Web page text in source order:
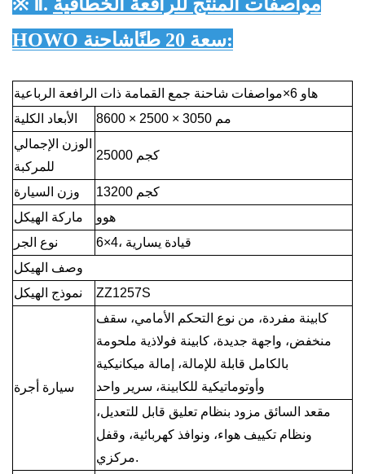
HOWO سعة 20 طنًا
شاحنة :
هاو 6 ×مواصفات شاحنة جمع القمامة ذات الرافعة الرباعية
الأبعاد الكلية
8600 × 2500 × 3050 مم
الوزن الإجمالي
للمركبة
25000 كجم
وزن السيارة
13200 كجم
ماركة الهيكل
هوو
نوع الجر
6×4، قيادة يسارية
وصف الهيكل
نموذج الهيكل
ZZ1257S
سيارة أجرة
كابينة مفردة، من نوع التحكم الأمامي، سقف
منخفض، واجهة جديدة، كابينة فولاذية ملحومة
بالكامل قابلة للإمالة، إمالة ميكانيكية
وأوتوماتيكية للكابينة، سرير واحد
مقعد السائق مزود بنظام تعليق قابل للتعديل،
ونظام تكييف هواء، ونوافذ كهربائية، وقفل
مركزي.